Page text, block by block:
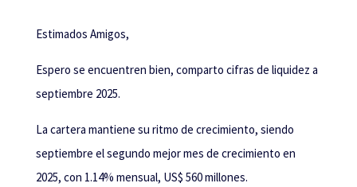
Estimados Amigos,
Espero se encuentren bien, comparto cifras de liquidez a
septiembre 2025.
La cartera mantiene su ritmo de crecimiento, siendo
septiembre el segundo mejor mes de crecimiento en
2025, con 1.14% mensual, US$ 560 millones.